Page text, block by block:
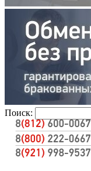
Поиск: